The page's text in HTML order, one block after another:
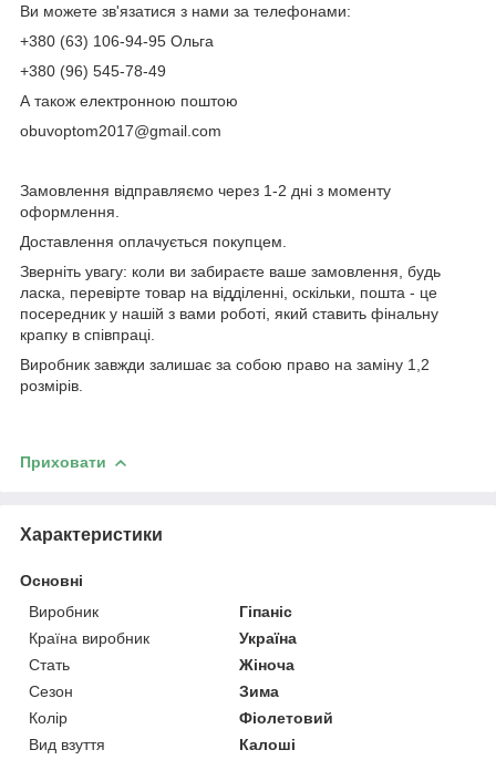
Ви можете зв'язатися з нами за телефонами:
+380 (63) 106-94-95 Ольга
+380 (96) 545-78-49
А також електронною поштою
obuvoptom2017@gmail.com
Замовлення відправляємо через 1-2 дні з моменту
оформлення.
Доставлення оплачується покупцем.
Зверніть увагу: коли ви забираєте ваше замовлення, будь
ласка, перевірте товар на відділенні, оскільки, пошта - це
посередник у нашій з вами роботі, який ставить фінальну
крапку в співпраці.
Виробник завжди залишає за собою право на заміну 1,2
розмірів.
Приховати
Характеристики
Основні
Виробник
Гіпаніс
Країна виробник
Україна
Стать
Жіноча
Сезон
Зима
Колір
Фіолетовий
Вид взуття
Калоші